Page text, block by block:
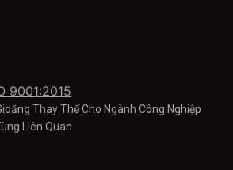
9001:2015
Thay Thế Cho Ngành Công Nghiệp
Liên Quan.